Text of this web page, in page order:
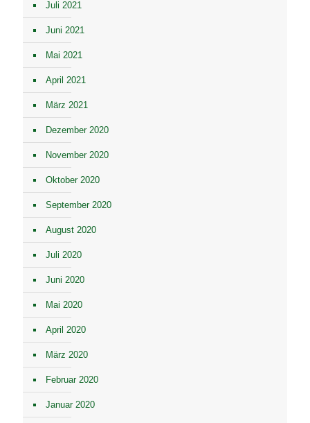
Juli 2021
Juni 2021
Mai 2021
April 2021
März 2021
Dezember 2020
November 2020
Oktober 2020
September 2020
August 2020
Juli 2020
Juni 2020
Mai 2020
April 2020
März 2020
Februar 2020
Januar 2020